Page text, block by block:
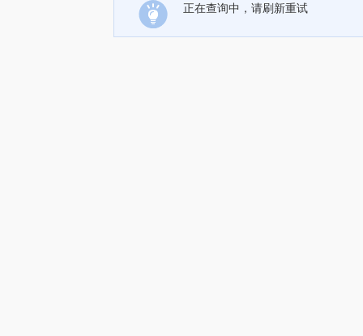
正在查询中，请刷新重试